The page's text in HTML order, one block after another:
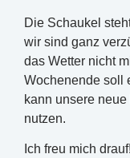
Die Schaukel
wir sind ganz
das Wetter nicht
Wochenende soll
kann unsere
nutzen.
Ich freu mich drauf!